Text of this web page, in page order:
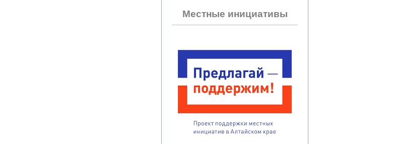
Местные инициативы